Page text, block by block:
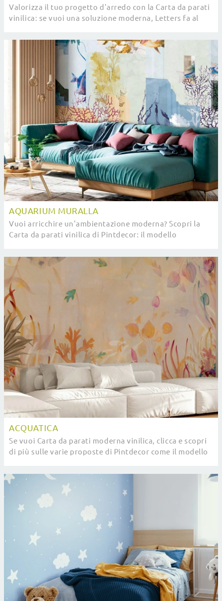
Valorizza il tuo progetto d'arredo con la Carta da parati
vinilica: se vuoi una soluzione moderna, Letters fa al
AQUARIUM MURALLA
Vuoi arricchire un'ambientazione moderna? Scopri la
Carta da parati vinilica di Pintdecor: il modello
ACQUATICA
Se vuoi Carta da parati moderna vinilica, clicca e scopri
di più sulle varie proposte di Pintdecor come il modello